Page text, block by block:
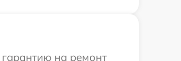
на ремонт